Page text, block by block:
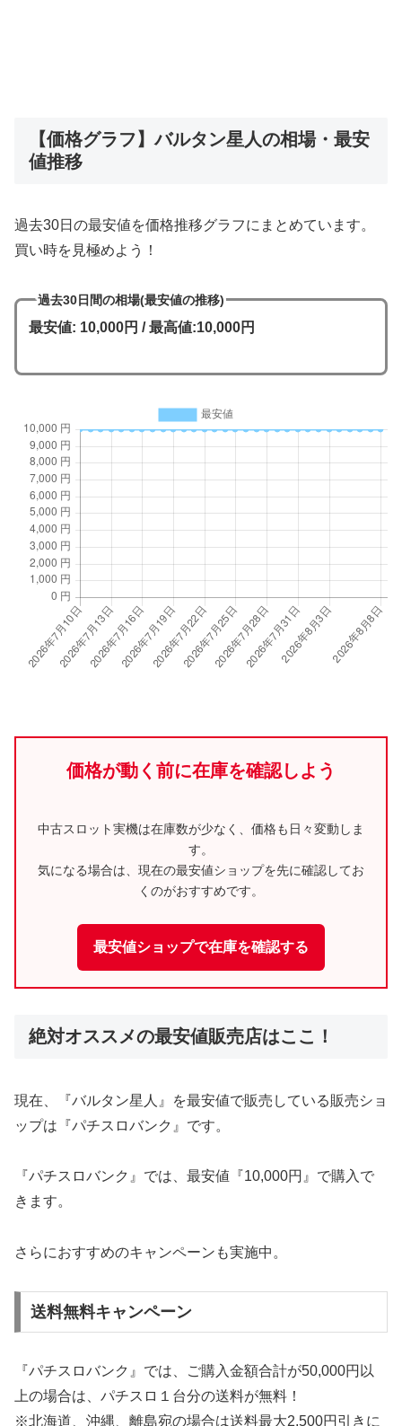
【価格グラフ】バルタン星人の相場・最安
値推移
過去30日の最安値を価格推移グラフにまとめています。
買い時を見極めよう！
過去30日間の相場(最安値の推移)
最安値: 10,000円 / 最高値:10,000円
価格が動く前に在庫を確認しよう
中古スロット実機は在庫数が少なく、価格も日々変動しま
す。
気になる場合は、現在の最安値ショップを先に確認してお
くのがおすすめです。
最安値ショップで在庫を確認する
絶対オススメの最安値販売店はここ！
現在、『バルタン星人』を最安値で販売している販売ショ
ップは『パチスロバンク』です。
『パチスロバンク』では、最安値『10,000円』で購入で
きます。
さらにおすすめのキャンペーンも実施中。
送料無料キャンペーン
『パチスロバンク』では、ご購入金額合計が50,000円以
上の場合は、パチスロ１台分の送料が無料！
※北海道、沖縄、離島宛の場合は送料最大2,500円引きに